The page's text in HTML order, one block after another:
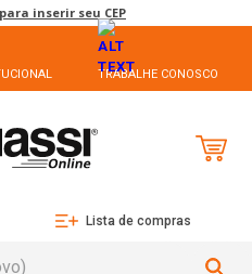
inserir seu CEP
TRABALHE CONOSCO
Lista de compras